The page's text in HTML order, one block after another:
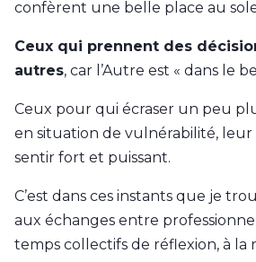
confèrent une belle place au
Ceux qui prennent des
autres, car l’Autre est « dans le
Ceux pour qui écraser un peu
en situation de vulnérabilité, leur
sentir fort et puissant.
C’est dans ces instants que je
aux échanges entre
temps collectifs de réflexion, à la